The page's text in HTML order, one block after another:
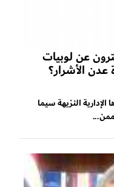
عن لوبيات
الأشرار؟
النزيهة سيما
ممن...